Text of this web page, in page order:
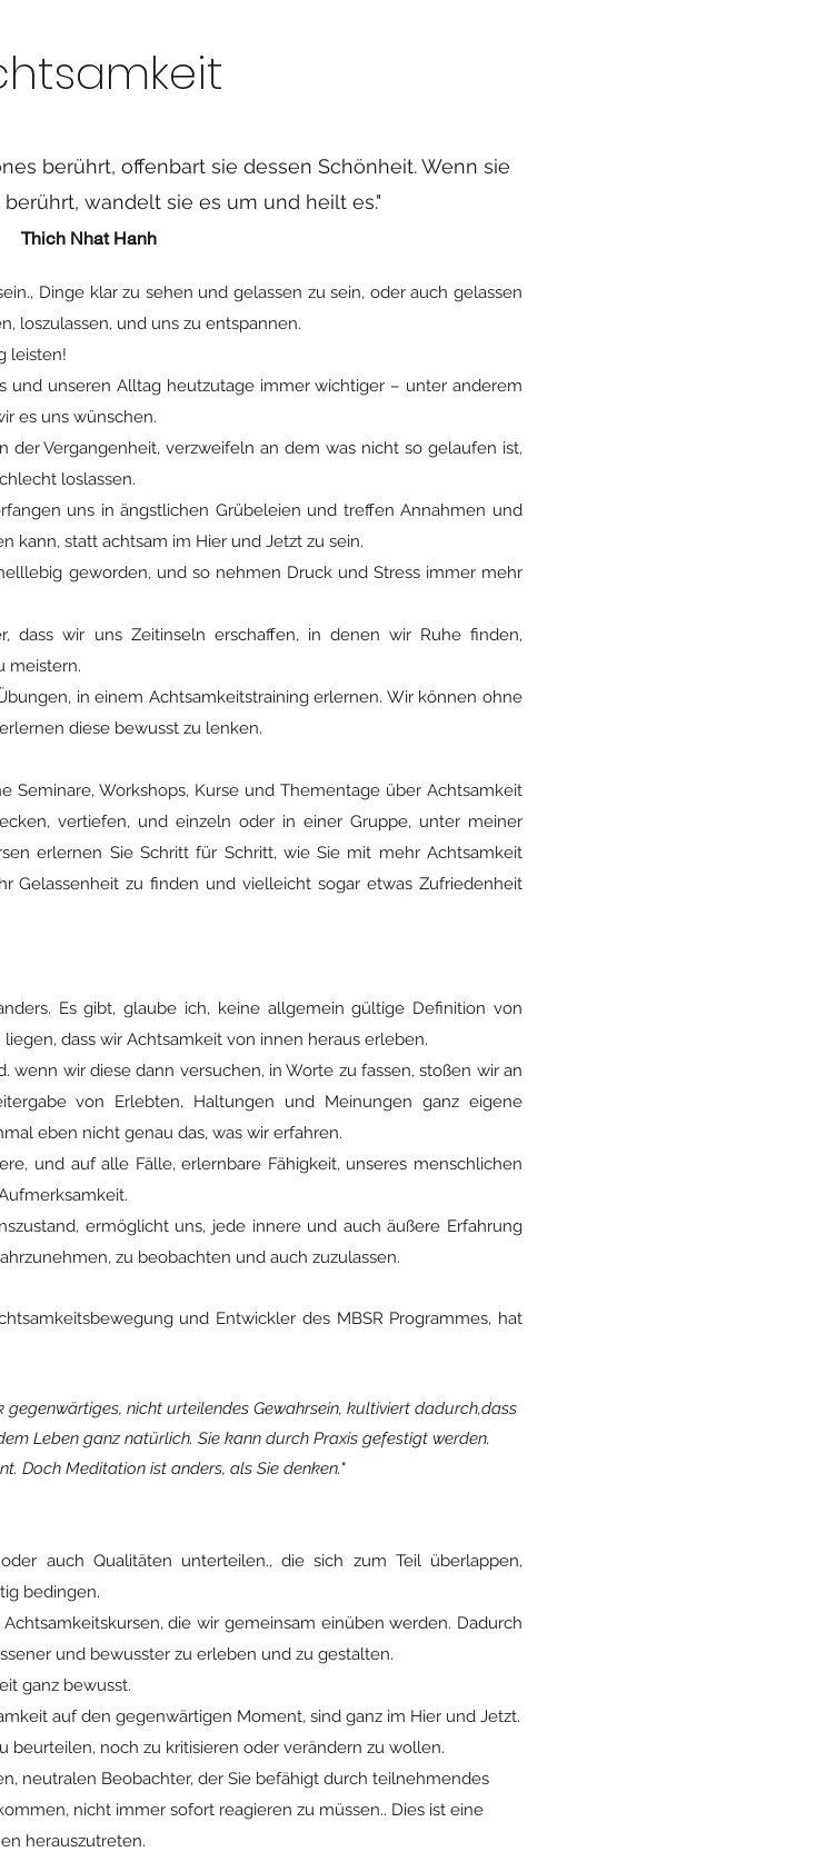
berührt, offenbart sie dessen Schönheit. Wenn sie
wandelt sie es um und heilt es."
Thich Nhat Hanh
Dinge klar zu sehen und gelassen zu sein, oder auch gelassen
loszulassen, und uns zu entspannen.
leisten!
und unseren Alltag heutzutage immer wichtiger – unter anderem
es uns wünschen.
der Vergangenheit, verzweifeln an dem was nicht so gelaufen ist,
loslassen.
uns in ängstlichen Grübeleien und treffen Annahmen und
kann, statt achtsam im Hier und Jetzt zu sein.
geworden, und so nehmen Druck und Stress immer mehr
dass wir uns Zeitinseln erschaffen, in denen wir Ruhe finden,
meistern.
in einem Achtsamkeitstraining erlernen. Wir können ohne
diese bewusst zu lenken.
Seminare, Workshops, Kurse und Thementage über Achtsamkeit
vertiefen, und einzeln oder in einer Gruppe, unter meiner
erlernen Sie Schritt für Schritt, wie Sie mit mehr Achtsamkeit
Gelassenheit zu finden und vielleicht sogar etwas Zufriedenheit
Es gibt, glaube ich, keine allgemein gültige Definition von
dass wir Achtsamkeit von innen heraus erleben.
wenn wir diese dann versuchen, in Worte zu fassen, stoßen wir an
von Erlebten, Haltungen und Meinungen ganz eigene
eben nicht genau das, was wir erfahren.
und auf alle Fälle, erlernbare Fähigkeit, unseres menschlichen
ermöglicht uns, jede innere und auch äußere Erfahrung
zu beobachten und auch zuzulassen.
und Entwickler des MBSR Programmes, hat
nicht urteilendes Gewahrsein, kultiviert dadurch,dass
Leben ganz natürlich. Sie kann durch Praxis gefestigt werden.
Doch Meditation ist anders, als Sie denken."
auch Qualitäten unterteilen., die sich zum Teil überlappen,
bedingen.
die wir gemeinsam einüben werden. Dadurch
und bewusster zu erleben und zu gestalten.
ganz bewusst.
auf den gegenwärtigen Moment, sind ganz im Hier und Jetzt.
beurteilen, noch zu kritisieren oder verändern zu wollen.
neutralen Beobachter, der Sie befähigt durch teilnehmendes
nicht immer sofort reagieren zu müssen.. Dies ist eine
herauszutreten.